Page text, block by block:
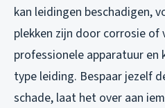
kan leidingen beschadigen,
plekken zijn door corrosie of
professionele apparatuur en
type leiding. Bespaar jezelf
schade, laat het over aan